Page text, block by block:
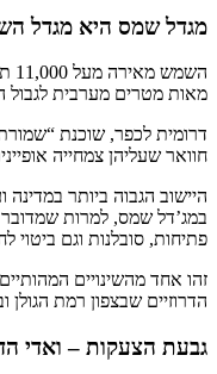
מגדל שמס היא מגדל
מאות מטרים מערבית לגבול
דרומית לכפר, שוכנת
חוואר שעליהן צמחייה
היישוב הגבוה ביותר
במג’דל שמס, למרות
פתיחות, סובלנות וגם ביטוי
זהו אחד מהשינויים
הדרוזיים שבצפון רמת הגולן
גבעת הצעקות – ואדי